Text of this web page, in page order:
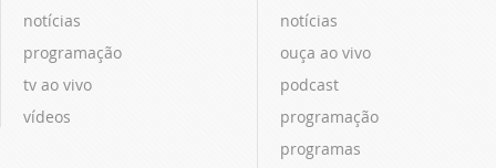
notícias
programação
tv ao vivo
vídeos
notícias
ouça ao vivo
podcast
programação
programas